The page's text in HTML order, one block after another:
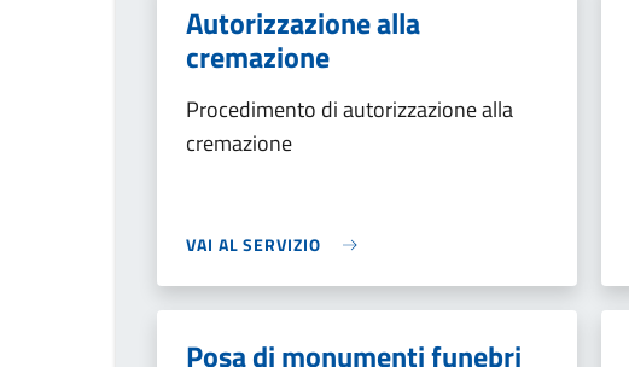
Autorizzazione alla
cremazione
Procedimento di autorizzazione alla
cremazione
VAI AL SERVIZIO
Posa di monumenti funebri